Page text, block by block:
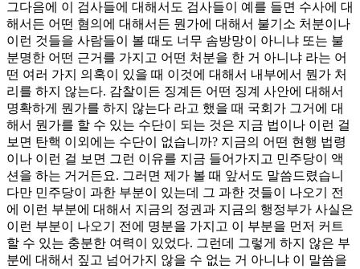
그다음에 이 검사들에 대해서도 검사들이 예를 들면 수사에 대
해서든 어떤 혐의에 대해서든 뭔가에 대해서 불기소 처분이나
이런 것들을 사람들이 볼 때도 너무 솜방망이 아니냐 또는 불
분명한 어떤 근거를 가지고 어떤 처분을 한 거 아니냐 라는 어
떤 여러 가지 의혹이 있을 때 이것에 대해서 내부에서 뭔가 처
리를 하지 않는다. 감찰이든 징계든 어떤 징계 사안에 대해서
명확하게 뭔가를 하지 않는다 라고 했을 때 국회가 그거에 대
해서 뭔가를 할 수 있는 수단이 되는 것은 지금 법이나 이런 걸
보면 탄핵 이외에는 수단이 없습니까? 지금의 어떤 현행 법령
이나 이런 걸 보면 그런 이유를 지금 들어가지고 민주당이 액
션을 하는 거거든요. 그러면 제가 볼 때 앞서도 말씀드렸습니
다만 민주당이 과한 부분이 있는데 그 과한 것들이 나오기 전
에 이런 부분에 대해서 지금의 정권과 지금의 행정부가 사실은
이런 부분이 나오기 전에 명분을 가지고 이 부분을 먼저 커트
할 수 있는 충분한 여력이 있었다. 그런데 그렇게 하지 않은 부
분에 대해서 짚고 넘어가지 않을 수 없는 거 아니냐 이 말씀을